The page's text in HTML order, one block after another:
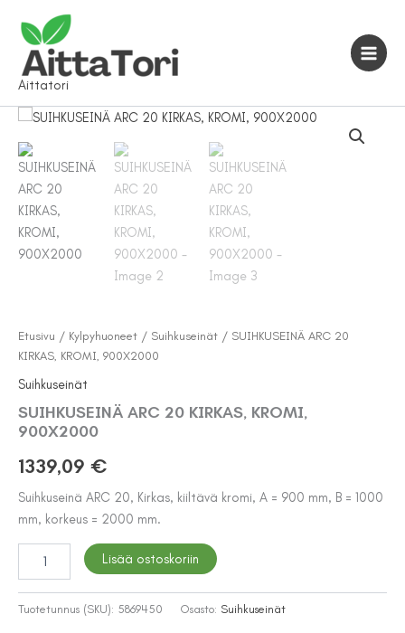
sisältöön
Aittatori
Etusivu / Kylpyhuoneet / Suihkuseinät / SUIHKUSEINÄ ARC 20
KIRKAS, KROMI, 900X2000
Suihkuseinät
SUIHKUSEINÄ ARC 20 KIRKAS, KROMI,
900X2000
1339,09 €
Suihkuseinä ARC 20, Kirkas, kiiltävä kromi, A = 900 mm, B = 1000
mm, korkeus = 2000 mm.
SUIHKUSEINÄ
KIRKAS,
Lisää ostoskoriin
Tuotetunnus (SKU): 5869450 Osasto: Suihkuseinät